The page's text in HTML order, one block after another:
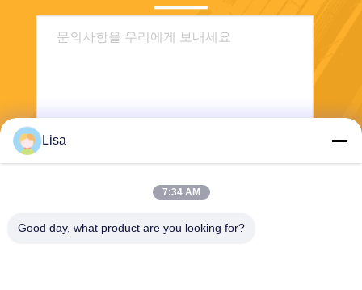
Lisa
7:34 AM
Good day, what product are you looking for?